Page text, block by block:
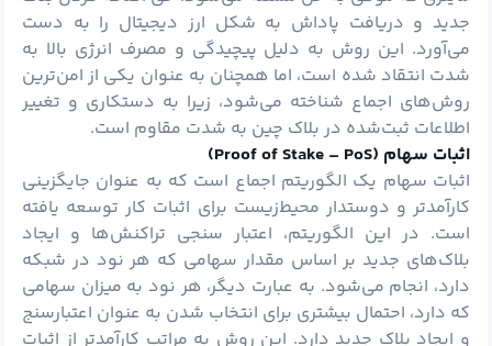
جدید و دریافت پاداش به شکل ارز دیجیتال را به دست
می‌آورد. این روش به دلیل پیچیدگی و مصرف انرژی بالا به
شدت انتقاد شده است، اما همچنان به عنوان یکی از امن‌ترین
روش‌های اجماع شناخته می‌شود، زیرا به دستکاری و تغییر
اطلاعات ثبت‌شده در بلاک چین به شدت مقاوم است.
اثبات سهام (Proof of Stake – PoS
)
اثبات سهام یک الگوریتم اجماع است که به عنوان جایگزینی
کارآمدتر و دوستدار محیط‌زیست برای اثبات کار توسعه یافته
است. در این الگوریتم، اعتبار سنجی تراکنش‌ها و ایجاد
بلاک‌های جدید بر اساس مقدار سهامی که هر نود در شبکه
دارد، انجام می‌شود. به عبارت دیگر، هر نود به میزان سهامی
که دارد، احتمال بیشتری برای انتخاب شدن به عنوان اعتبارسنج
و ایجاد بلاک جدید دارد. این روش به مراتب کارآمدتر از اثبات